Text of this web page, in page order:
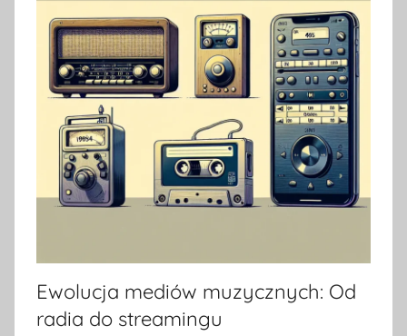
Ewolucja mediów muzycznych: Od
radia do streamingu